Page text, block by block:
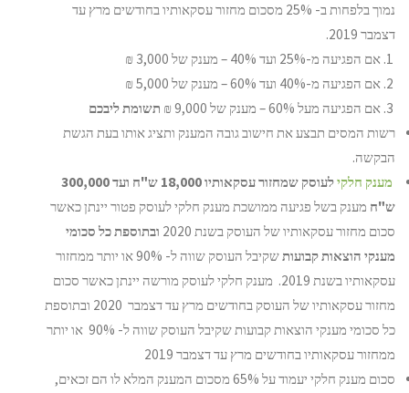
נמוך בלפחות ב- 25% מסכום מחזור עסקאותיו בחודשים מרץ עד
דצמבר 2019.
אם הפגיעה מ-25% ועד 40% – מענק של 3,000 ₪
אם הפגיעה מ-40% ועד 60% – מענק של 5,000 ₪
אם הפגיעה מעל 60% – מענק של 9,000 ₪
תשומת ליבכם
רשות המסים תבצע את חישוב גובה המענק ותציג אותו בעת הגשת
הבקשה.
מענק חלקי
לעוסק שמחזור עסקאותיו 18,000 ש"ח ועד 300,000
ש"ח מענק בשל פגיעה ממושכת מענק חלקי לעוסק פטור יינתן כאשר
סכום מחזור עסקאותיו של העוסק בשנת 2020
ובתוספת כל סכומי
מענקי הוצאות קבועות
שקיבל העוסק שווה ל- 90% או יותר ממחזור
עסקאותיו בשנת 2019. מענק חלקי לעוסק מורשה יינתן כאשר סכום
מחזור עסקאותיו של העוסק בחודשים מרץ עד דצמבר 2020 ובתוספת
כל סכומי מענקי הוצאות קבועות שקיבל העוסק שווה ל- 90% או יותר
ממחזור עסקאותיו בחודשים מרץ עד דצמבר 2019
סכום מענק חלקי יעמוד על 65% מסכום המענק המלא לו הם זכאים,